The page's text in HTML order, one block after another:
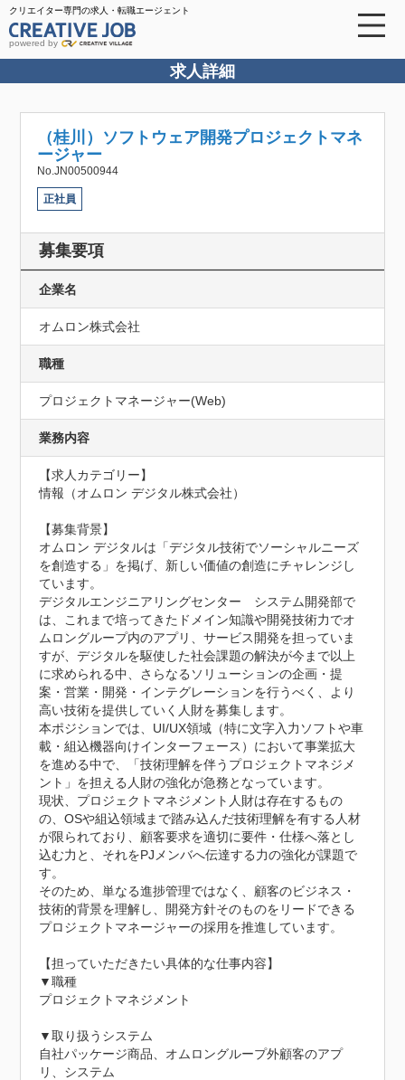
クリエイター専門の求人・転職エージェント
powered by
求人詳細
（桂川）ソフトウェア開発プロジェクトマネ
ージャー
No.JN00500944
正社員
募集要項
企業名
オムロン株式会社
職種
プロジェクトマネージャー(Web)
業務内容
【求人カテゴリー】
情報（オムロン デジタル株式会社）
【募集背景】
オムロン デジタルは「デジタル技術でソーシャルニーズ
を創造する」を掲げ、新しい価値の創造にチャレンジし
ています。
デジタルエンジニアリングセンター　システム開発部で
は、これまで培ってきたドメイン知識や開発技術力でオ
ムロングループ内のアプリ、サービス開発を担っていま
すが、デジタルを駆使した社会課題の解決が今まで以上
に求められる中、さらなるソリューションの企画・提
案・営業・開発・インテグレーションを行うべく、より
高い技術を提供していく人財を募集します。
本ポジションでは、UI/UX領域（特に文字入力ソフトや車
載・組込機器向けインターフェース）において事業拡大
を進める中で、「技術理解を伴うプロジェクトマネジメ
ント」を担える人財の強化が急務となっています。
現状、プロジェクトマネジメント人財は存在するもの
の、OSや組込領域まで踏み込んだ技術理解を有する人材
が限られており、顧客要求を適切に要件・仕様へ落とし
込む力と、それをPJメンバへ伝達する力の強化が課題で
す。
そのため、単なる進捗管理ではなく、顧客のビジネス・
技術的背景を理解し、開発方針そのものをリードできる
プロジェクトマネージャーの採用を推進しています。
【担っていただきたい具体的な仕事内容】
▼職種
プロジェクトマネジメント
▼取り扱うシステム
自社パッケージ商品、オムロングループ外顧客のアプ
リ、システム